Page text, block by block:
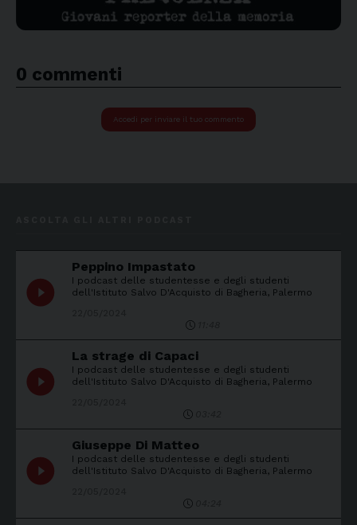
0 commenti
Accedi per inviare il tuo commento
play_circle_filled
Peppino Impastato
I podcast delle studentesse e degli studenti
dell'Istituto Salvo D'Acquisto di Bagheria, Palermo
play_circle_filled
La strage di Capaci
I podcast delle studentesse e degli studenti
dell'Istituto Salvo D'Acquisto di Bagheria, Palermo
play_circle_filled
Giuseppe Di Matteo
I podcast delle studentesse e degli studenti
dell'Istituto Salvo D'Acquisto di Bagheria, Palermo